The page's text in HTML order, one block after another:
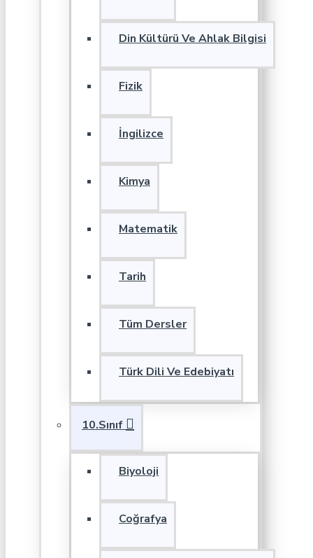
Din Kültürü Ve Ahlak Bilgisi
Fizik
İngilizce
Kimya
Matematik
Tarih
Tüm Dersler
Türk Dili Ve Edebiyatı
10.Sınıf
Biyoloji
Coğrafya